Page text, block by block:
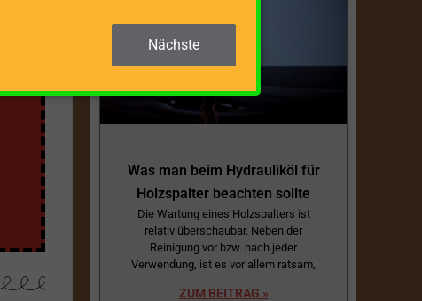
Was man beim Hydrauliköl für
Holzspalter beachten sollte
Die Wartung eines Holzspalters ist
relativ überschaubar. Neben der
Reinigung vor bzw. nach jeder
Verwendung, ist es vor allem ratsam,
ZUM BEITRAG »
Nächste